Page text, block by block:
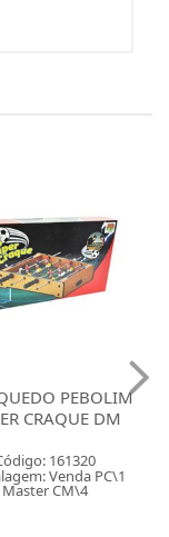
PEBOLIM
CRAQUE DM
161320
Venda PC\1
Master CM\4